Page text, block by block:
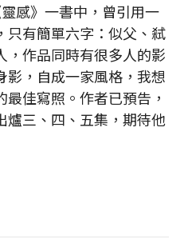
靈感》 一書中，曾引用一
只有簡單六字：似父、弒
，作品同時有很多人的影
影，自成一家風格，我想
佳寫照。作者已預告，
爐三、四、五集，期待他